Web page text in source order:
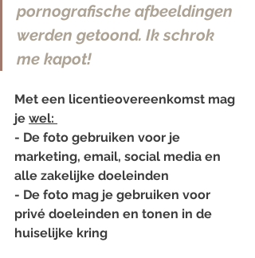
pornografische afbeeldingen
werden getoond. Ik schrok
me kapot!
Met een licentieovereenkomst mag
je wel:
- De foto gebruiken voor je
marketing, email, social media en
alle zakelijke doeleinden
- De foto mag je gebruiken voor
privé doeleinden en tonen in de
huiselijke kring